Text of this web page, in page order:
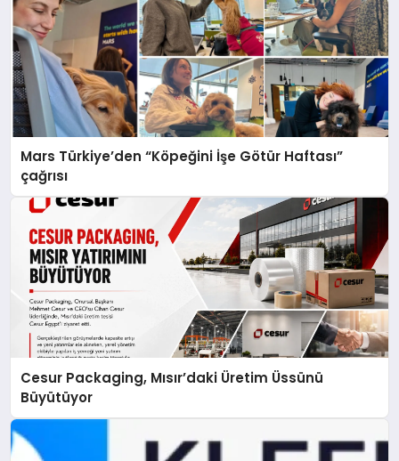
Mars Türkiye’den “Köpeğini İşe Götür Haftası”
çağrısı
Cesur Packaging, Mısır’daki Üretim Üssünü
Büyütüyor